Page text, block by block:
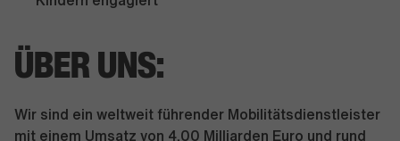
ÜBER UNS:
Wir sind ein weltweit führender Mobilitätsdienstleister
mit einem Umsatz von 4,00 Milliarden Euro und rund